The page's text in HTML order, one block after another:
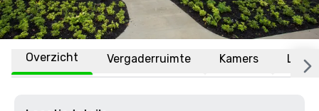
Overzicht Vergaderruimte Kamers